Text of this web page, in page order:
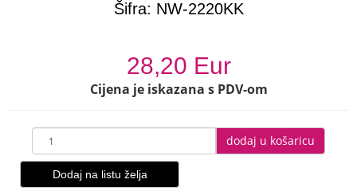
Šifra: NW-2220KK
28,20 Eur
Cijena je iskazana s PDV-om
dodaj u košaricu
Dodaj na listu želja